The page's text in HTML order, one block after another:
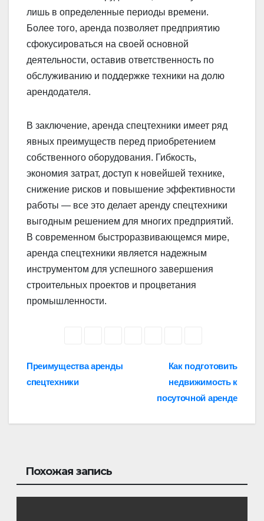
лишь в определенные периоды времени.
Более того, аренда позволяет предприятию
сфокусироваться на своей основной
деятельности, оставив ответственность по
обслуживанию и поддержке техники на долю
арендодателя.
В заключение, аренда спецтехники имеет ряд
явных преимуществ перед приобретением
собственного оборудования. Гибкость,
экономия затрат, доступ к новейшей технике,
снижение рисков и повышение эффективности
работы — все это делает аренду спецтехники
выгодным решением для многих предприятий.
В современном быстроразвивающемся мире,
аренда спецтехники является надежным
инструментом для успешного завершения
строительных проектов и процветания
промышленности.
Навигация
по
записям
Как подготовить
недвижимость к
посуточной аренде
Преимущества аренды
спецтехники
Похожая запись